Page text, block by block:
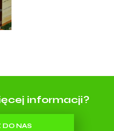
informacji?
DO NAS